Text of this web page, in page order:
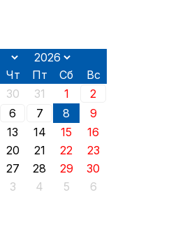
Чт Пт Сб
Вс
30 31 1
2
6 7 8
9
13 14 15
16
20 21 22
23
27 28 29
30
3 4 5 6